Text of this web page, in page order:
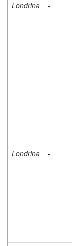
Londrina
-
Londrina
-